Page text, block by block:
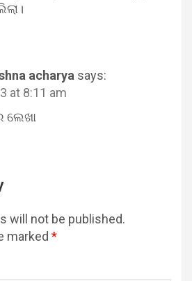
acharya says:
at 8:11 am
ଲେଖା
will not be published.
marked *